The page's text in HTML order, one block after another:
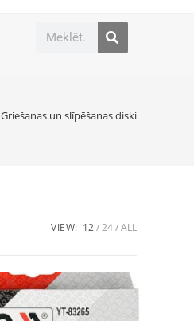
Griešanas un slīpēšanas diski
VIEW: 12 24 ALL